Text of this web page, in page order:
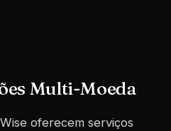
Multi-Moeda
oferecem serviços